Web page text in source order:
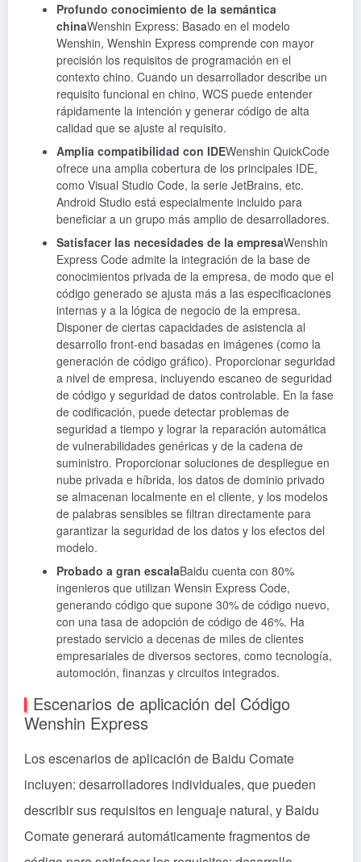
Profundo conocimiento de la semántica
chinaWenshin Express: Basado en el modelo
Wenshin, Wenshin Express comprende con mayor
precisión los requisitos de programación en el
contexto chino. Cuando un desarrollador describe un
requisito funcional en chino, WCS puede entender
rápidamente la intención y generar código de alta
calidad que se ajuste al requisito.
Amplia compatibilidad con IDEWenshin QuickCode
ofrece una amplia cobertura de los principales IDE,
como Visual Studio Code, la serie JetBrains, etc.
Android Studio está especialmente incluido para
beneficiar a un grupo más amplio de desarrolladores.
Satisfacer las necesidades de la empresaWenshin
Express Code admite la integración de la base de
conocimientos privada de la empresa, de modo que el
código generado se ajusta más a las especificaciones
internas y a la lógica de negocio de la empresa.
Disponer de ciertas capacidades de asistencia al
desarrollo front-end basadas en imágenes (como la
generación de código gráfico). Proporcionar seguridad
a nivel de empresa, incluyendo escaneo de seguridad
de código y seguridad de datos controlable. En la fase
de codificación, puede detectar problemas de
seguridad a tiempo y lograr la reparación automática
de vulnerabilidades genéricas y de la cadena de
suministro. Proporcionar soluciones de despliegue en
nube privada e híbrida, los datos de dominio privado
se almacenan localmente en el cliente, y los modelos
de palabras sensibles se filtran directamente para
garantizar la seguridad de los datos y los efectos del
modelo.
Probado a gran escalaBaidu cuenta con 80%
ingenieros que utilizan Wensin Express Code,
generando código que supone 30% de código nuevo,
con una tasa de adopción de código de 46%. Ha
prestado servicio a decenas de miles de clientes
empresariales de diversos sectores, como tecnología,
automoción, finanzas y circuitos integrados.
Escenarios de aplicación del Código
Wenshin Express
Los escenarios de aplicación de Baidu Comate
incluyen: desarrolladores individuales, que pueden
describir sus requisitos en lenguaje natural, y Baidu
Comate generará automáticamente fragmentos de